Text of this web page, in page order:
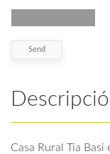
Casa Rural Tía